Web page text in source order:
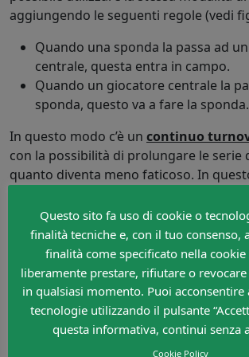
aggiungendo le seguenti regole (vedi
Quando una sponda la passa ad
centrale, questa entra in campo.
Quando un giocatore centrale la
sponda, questo va a fare la sponda.
In questo modo c’è un continuo
con la possibilità di prolungare le serie
quanto diventa meno faticoso. In
utilizzeranno 5 giocatori per gruppo e
(per evitare confusione) deve
(sponde) sulla palla.
Questo sito fa uso di cookie o
finalità tecniche e, con il tuo consenso,
finalità come specificato nella cookie
liberamente prestare, rifiutare o
in qualsiasi momento. Puoi acconsentire
tecnologie utilizzando il pulsante
questa informativa, continui senza
Cookie Policy